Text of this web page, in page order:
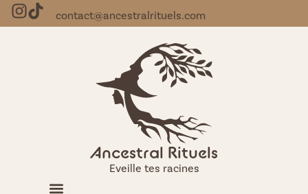
contact@ancestralrituels.com
Ancestral Rituels
Eveille tes racines